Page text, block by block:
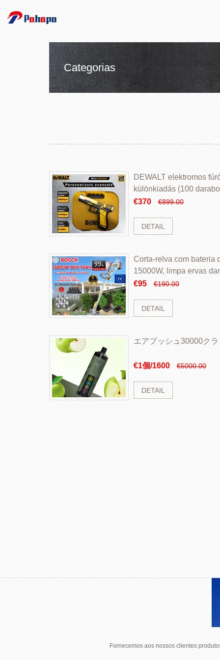
Categorias
DEWALT elektromos
különkiadás (100
€370
€899.00
DETAIL
Corta-relva com bateria
15000W, limpa ervas
rapidamente
€95 €190.00
DETAIL
エアプッシュ30000ク
€1個/1600 €5000.00
DETAIL
Fornecemos aos nossos clientes